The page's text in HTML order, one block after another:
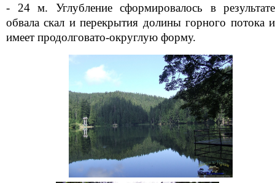
- 24 м. Углубление сформировалось в результате
обвала скал и перекрытия долины горного потока и
имеет продолговато-округлую форму.